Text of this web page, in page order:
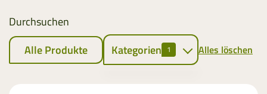
Durchsuchen
Alle Produkte
Kategorien 1
Ballenpressen
Alles löschen